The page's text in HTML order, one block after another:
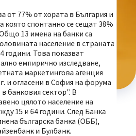
от 77% от хората в България и
която спонтанно се сещат 38%
13 имена на банки са
население в страната
години. Това показват
емпирично изследване,
маркетингова агенция
и огласени в София на форума
банковия сектор". В
цялото население на
15 и 64 години. След Банка
българска банка (ОББ),
и Булбанк.